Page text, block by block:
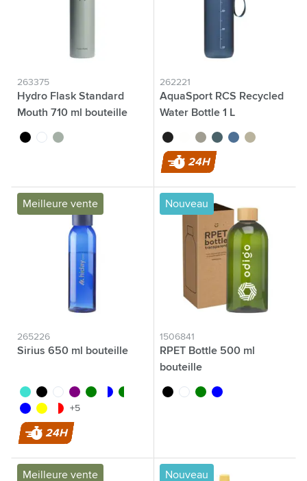
263375
Hydro Flask Standard
Mouth 710 ml bouteille
noir blancvert/gris
262221
AquaSport RCS Recycled
Water Bottle 1 L
noir blancgris bleu océan
bleu beige
24H
Meilleure vente
265226
Sirius 650 ml bouteille
turquoise
noir blancpourpre
vert translucide/bleu
translucide/vert
bleu jaune translucide/rouge
+5
24H
Nouveau
1506841
RPET Bottle 500 ml
bouteille
noir translucide
vert bleu
Meilleure vente Nouveau